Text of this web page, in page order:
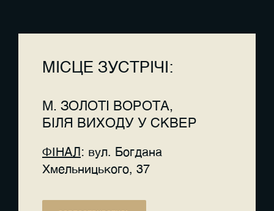
МІСЦЕ ЗУСТРІЧІ:
М. ЗОЛОТІ ВОРОТА,
БІЛЯ ВИХОДУ У СКВЕР
ФІНАЛ: вул. Богдана
Хмельницького, 37